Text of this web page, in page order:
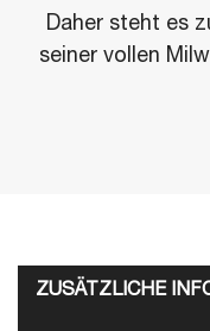
Daher steht es
seiner vollen
ZUSÄTZLICHE